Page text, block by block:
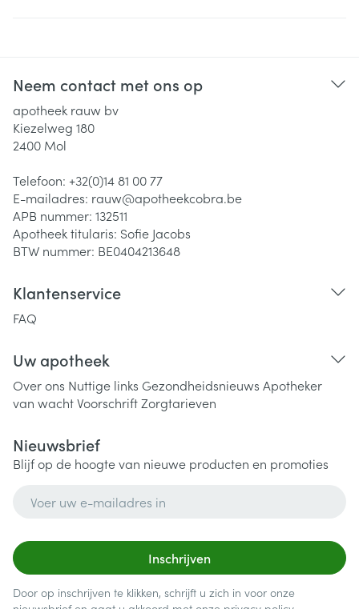
Neem contact met ons op
apotheek rauw bv
Kiezelweg 180
2400 Mol
Telefoon: +32(0)14 81 00 77
E-mailadres: rauw@apotheekcobra.be
APB nummer: 132511
Apotheek titularis: Sofie Jacobs
BTW nummer: BE0404213648
Klantenservice
FAQ
Uw apotheek
Over ons Nuttige links Gezondheidsnieuws Apotheker
van wachtVoorschriftZorgtarieven
Nieuwsbrief
Blijf op de hoogte van nieuwe producten en promoties
Inschrijven
Door op inschrijven te klikken, schrijft u zich in voor onze